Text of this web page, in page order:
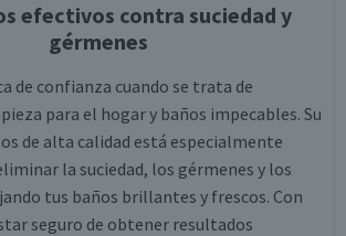
efectivos contra suciedad y
gérmenes
de confianza cuando se trata de
para el hogar y baños impecables. Su
de alta calidad está especialmente
la suciedad, los gérmenes y los
tus baños brillantes y frescos. Con
seguro de obtener resultados